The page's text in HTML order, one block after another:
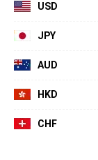
USD
JPY
AUD
HKD
CHF